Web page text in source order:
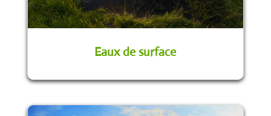
Eaux de surface